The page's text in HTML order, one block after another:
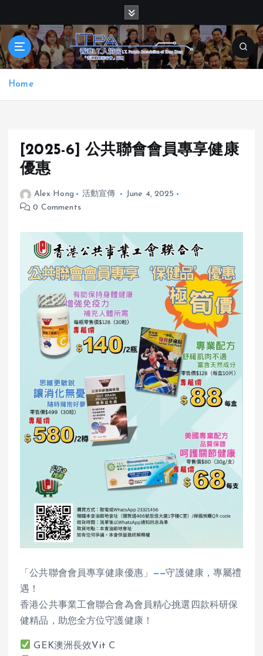
i
p
t
o
Home
[2025-6] 公共聯會會員專享健康
優惠
Alex Hong 活動宣傳
June 4, 2025
0 Comments
「公共聯會會員專享健康優惠」 ——守護健康，專屬禮
遇！
香港公共事業工會聯合會為會員精心挑選四款科研保
健精品，助您全方位守護健康！
GEK澳洲長效Vit C